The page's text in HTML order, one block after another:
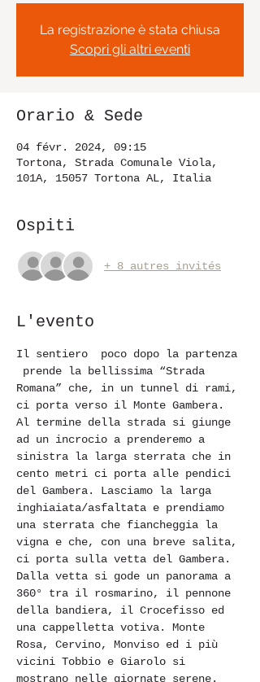
La registrazione è stata chiusa
Scopri gli altri eventi
Orario & Sede
04 févr. 2024, 09:15
Tortona, Strada Comunale Viola,
101A, 15057 Tortona AL, Italia
Ospiti
+ 8 autres invités
L'evento
Il sentiero  poco dopo la partenza
prende la bellissima “Strada
Romana” che, in un tunnel di rami,
ci porta verso il Monte Gambera.
Al termine della strada si giunge
ad un incrocio a prenderemo a
sinistra la larga sterrata che in
cento metri ci porta alle pendici
del Gambera. Lasciamo la larga
inghiaiata/asfaltata e prendiamo
una sterrata che fiancheggia la
vigna e che, con una breve salita,
ci porta sulla vetta del Gambera.
Dalla vetta si gode un panorama a
360° tra il rosmarino, il pennone
della bandiera, il Crocefisso ed
una cappelletta votiva. Monte
Rosa, Cervino, Monviso ed i più
vicini Tobbio e Giarolo si
mostrano nelle giornate serene.